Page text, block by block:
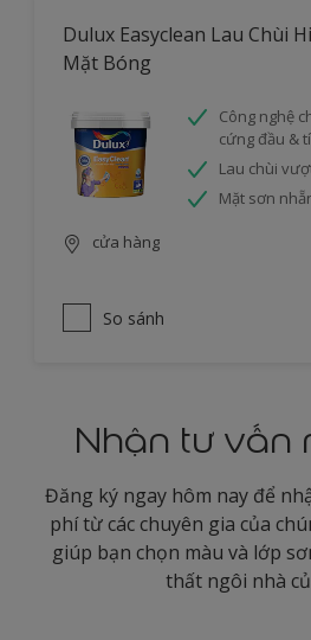
Dulux Easyclean Lau Chùi
Mặt Bóng
Công nghệ
cứng đầu &
Lau chùi
Mặt sơn
cửa hàng
So sánh
Nhận tư vấn
Đăng ký ngay hôm nay để
phí từ các chuyên gia của
giúp bạn chọn màu và lớp
thất ngôi nhà